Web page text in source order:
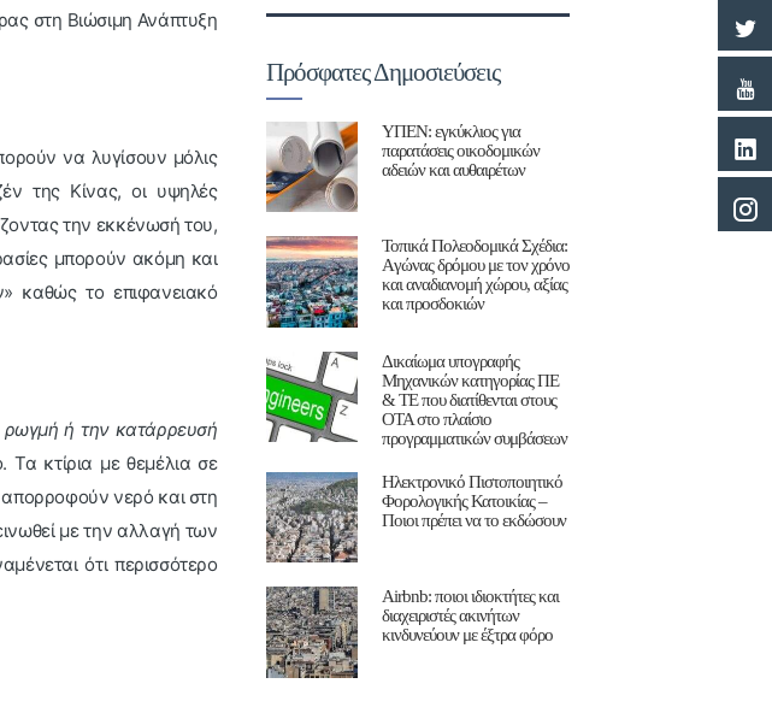
στη Βιώσιμη Ανάπτυξη
να λυγίσουν μόλις
της Κίνας, οι υψηλές
την εκκένωσή του,
μπορούν ακόμη και
καθώς το επιφανειακό
ή την κατάρρευσή
κτίρια με θεμέλια σε
απορροφούν νερό και στη
με την αλλαγή των
ότι περισσότερο
Πρόσφατες Δημοσιεύσεις
ΥΠΕΝ: εγκύκλιος για
παρατάσεις οικοδομικών
αδειών και αυθαιρέτων
Τοπικά Πολεοδομικά Σχέδια:
Aγώνας δρόμου με τον χρόνο
και αναδιανομή χώρου, αξίας
και προσδοκιών
Δικαίωμα υπογραφής
Μηχανικών κατηγορίας ΠΕ
& ΤΕ που διατίθενται στους
ΟΤΑ στο πλαίσιο
προγραμματικών συμβάσεων
Ηλεκτρονικό Πιστοποιητικό
Φορολογικής Κατοικίας –
Ποιοι πρέπει να το εκδώσουν
Airbnb: ποιοι ιδιοκτήτες και
διαχειριστές ακινήτων
κινδυνεύουν με έξτρα φόρο